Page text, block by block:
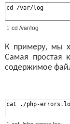
1 cd /var/log
К примеру, мы
Самая
содержимое